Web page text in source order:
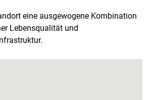
eine ausgewogene Kombination
Lebensqualität und